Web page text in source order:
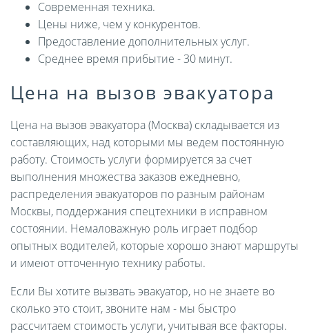
Современная техника.
Цены ниже, чем у конкурентов.
Предоставление дополнительных услуг.
Среднее время прибытие - 30 минут.
Цена на вызов эвакуатора
Цена на вызов эвакуатора (Москва) складывается из
составляющих, над которыми мы ведем постоянную
работу. Стоимость услуги формируется за счет
выполнения множества заказов ежедневно,
распределения эвакуаторов по разным районам
Москвы, поддержания спецтехники в исправном
состоянии. Немаловажную роль играет подбор
опытных водителей, которые хорошо знают маршруты
и имеют отточенную технику работы.
Если Вы хотите вызвать эвакуатор, но не знаете во
сколько это стоит, звоните нам - мы быстро
рассчитаем стоимость услуги, учитывая все факторы.